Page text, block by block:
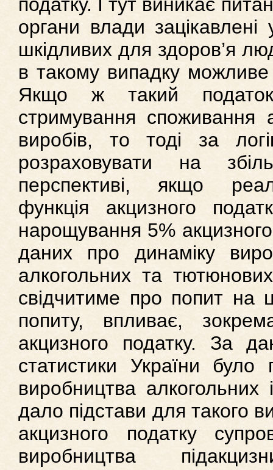
органи влади
шкідливих для здоров’я
в такому випадку
Якщо ж такий
стримування споживання
виробів, то тоді за
розраховувати на
перспективі, якщо
функція акцизного
нарощування 5%
даних про динаміку
алкогольних та
свідчитиме про попит на
попиту, впливає,
акцизного податку. За
статистики України було
виробництва
дало підстави для такого
акцизного податку
виробництва